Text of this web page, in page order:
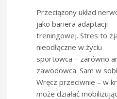
Przeciążony układ
jako bariera adaptacji
treningowej. Stres to
nieodłączne w życiu
sportowca – zarówno
zawodowca. Sam w
Wręcz przeciwnie – w
może działać